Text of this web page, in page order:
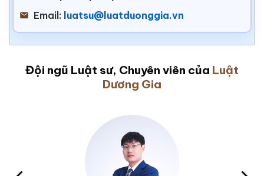
Email: luatsu@luatduonggia.vn
Đội ngũ Luật sư, Chuyên viên của Luật
Dương Gia